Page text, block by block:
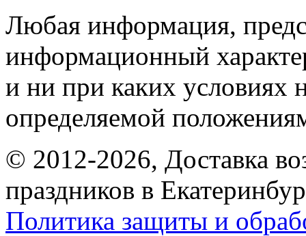
Любая информация,
информационный
и ни при каких условиях
определяемой
© 2012-2026, Доставка
праздников в
Политика защиты и